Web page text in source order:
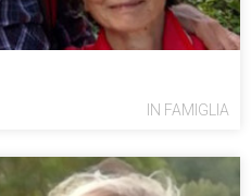
IN FAMIGLIA